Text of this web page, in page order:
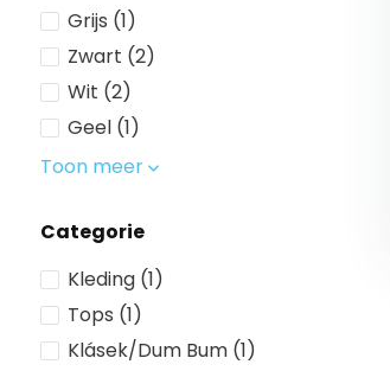
Grijs (1)
Zwart (2)
Wit (2)
Geel (1)
Toon meer
Categorie
Kleding (1)
Tops (1)
Klásek/Dum Bum (1)